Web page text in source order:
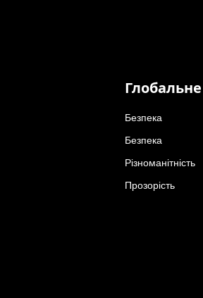
Безпека
Безпека
Різноманітність
Прозорість